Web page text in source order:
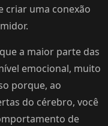
criar uma conexão
a maior parte das
emocional, muito
porque, ao
do cérebro, você
de